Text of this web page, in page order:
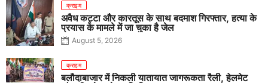
क्राइम
अवैध कट्टा और कारतूस के साथ बदमाश गिरफ्तार, हत्या के
प्रयास के मामले में जा चुका है जेल
August 5, 2026
क्राइम
बलौदाबाजार में निकली यातायात जागरूकता रैली, हेलमेट